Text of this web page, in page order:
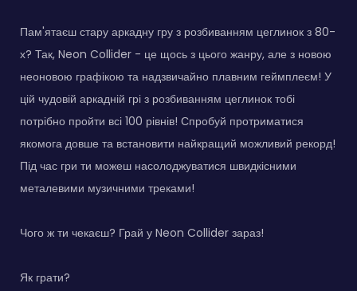
Пам'ятаєш стару аркадну гру з розбиванням цеглинок з 80-
х? Так, Neon Collider - це щось з цього жанру, але з новою
неоновою графікою та надзвичайно плавним геймплеєм! У
цій чудовій аркадній грі з розбиванням цеглинок тобі
потрібно пройти всі 100 рівнів! Спробуй протриматися
якомога довше та встановити найкращий можливий рекорд!
Під час гри ти можеш насолоджуватися швидкісними
металевими музичними треками!
Чого ж ти чекаєш? Грай у Neon Collider зараз!
Як грати?